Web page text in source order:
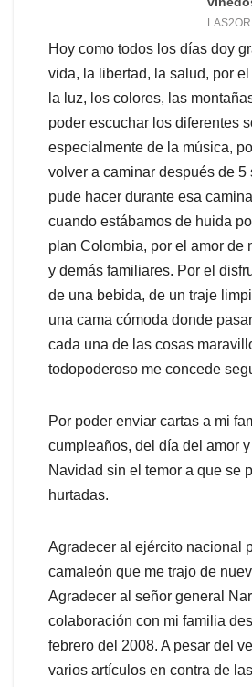
Hoy como todos los días doy
vida, la libertad, la salud, por
la luz, los colores, las
poder escuchar los diferentes
especialmente de la música,
volver a caminar después de 5
pude hacer durante esa
cuando estábamos de huida
plan Colombia, por el amor de
y demás familiares. Por el
de una bebida, de un traje
una cama cómoda donde
cada una de las cosas
todopoderoso me concede
Por poder enviar cartas a mi
cumpleaños, del día del amor
Navidad sin el temor a que se
hurtadas.
Agradecer al ejército nacional
camaleón que me trajo de
Agradecer al señor general
colaboración con mi familia
febrero del 2008. A pesar del
varios artículos en contra de